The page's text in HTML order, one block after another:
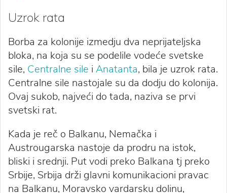
Uzrok rata
Borba za kolonije izmedju dva neprijateljska
bloka, na koja su se podelile vodeće svetske
sile, Centralne sile i Anatanta, bila je uzrok rata.
Centralne sile nastojale su da dodju do kolonija.
Ovaj sukob, najveći do tada, naziva se prvi
svetski rat.
Kada je reč o Balkanu, Nemačka i
Austrougarska nastoje da prodru na istok,
bliski i srednji. Put vodi preko Balkana tj preko
Srbije, Srbija drži glavni komunikacioni pravac
na Balkanu, Moravsko vardarsku dolinu,